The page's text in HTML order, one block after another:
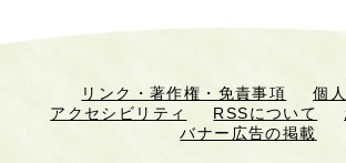
リンク・著作権・免責事項
個
アクセシビリティ
RSSについて
バナー広告の掲載